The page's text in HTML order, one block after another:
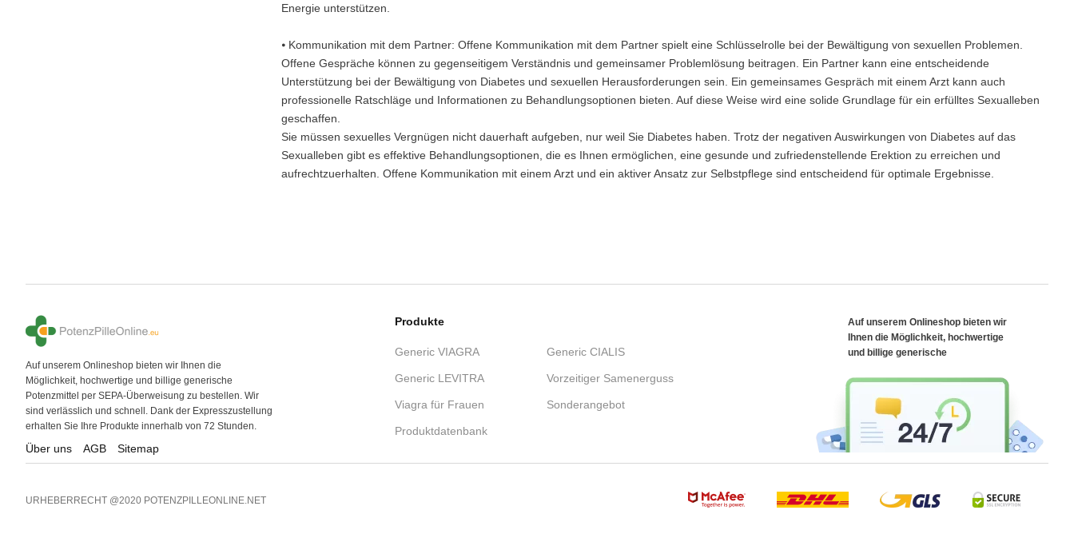
Energie unterstützen.
⦁ Kommunikation mit dem Partner: Offene Kommunikation mit dem Partner spielt eine Schlüsselrolle bei der Bewältigung von sexuellen Problemen.
Offene Gespräche können zu gegenseitigem Verständnis und gemeinsamer Problemlösung beitragen. Ein Partner kann eine entscheidende
Unterstützung bei der Bewältigung von Diabetes und sexuellen Herausforderungen sein. Ein gemeinsames Gespräch mit einem Arzt kann auch
professionelle Ratschläge und Informationen zu Behandlungsoptionen bieten. Auf diese Weise wird eine solide Grundlage für ein erfülltes Sexualleben
geschaffen.
Sie müssen sexuelles Vergnügen nicht dauerhaft aufgeben, nur weil Sie Diabetes haben. Trotz der negativen Auswirkungen von Diabetes auf das
Sexualleben gibt es effektive Behandlungsoptionen, die es Ihnen ermöglichen, eine gesunde und zufriedenstellende Erektion zu erreichen und
aufrechtzuerhalten. Offene Kommunikation mit einem Arzt und ein aktiver Ansatz zur Selbstpflege sind entscheidend für optimale Ergebnisse.
Auf unserem Onlineshop bieten wir Ihnen die
Möglichkeit, hochwertige und billige generische
Potenzmittel per SEPA-Überweisung zu bestellen. Wir
sind verlässlich und schnell. Dank der Expresszustellung
erhalten Sie Ihre Produkte innerhalb von 72 Stunden.
Über uns AGB Sitemap
Produkte
Generic VIAGRA Generic CIALIS
Generic LEVITRA Vorzeitiger Samenerguss
Viagra für Frauen Sonderangebot
Produktdatenbank
Auf unserem Onlineshop bieten wir
Ihnen die Möglichkeit, hochwertige
und billige generische
URHEBERRECHT @2020 POTENZPILLEONLINE.NET